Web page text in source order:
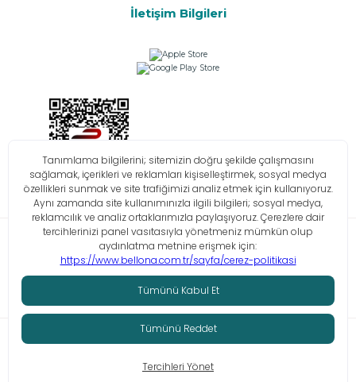
İletişim Bilgileri
Bilgi Toplumu Hizmetleri KVKK Çerez Politikası İşlem Rehberi
© Tüm hakları saklıdır. Bellona 2026